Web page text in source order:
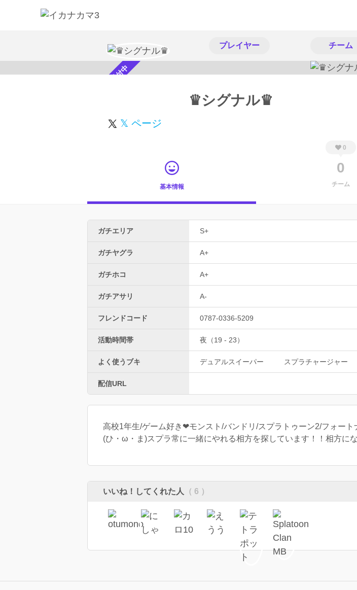
プレイヤー チーム
スカウト受付中 ♛︎シグナル♛︎
𝕏 ページ
基本情報
0
0
チーム
ガチエリア S+
ガチヤグラ A+
ガチホコ A+
ガチアサリ A-
フレンドコード 0787-0336-5209
活動時間帯 夜（19 - 23）
よく使うブキ デュアルスイーパー スプラチャージャー
配信URL
高校1年生/ゲーム好き❤モンスト/バンドリ/スプラトゥーン2/フォー
(ひ・ω・ま)スプラ常に一緒にやれる相方を探しています！！相方に
いいね！してくれた人 （ 6 ）